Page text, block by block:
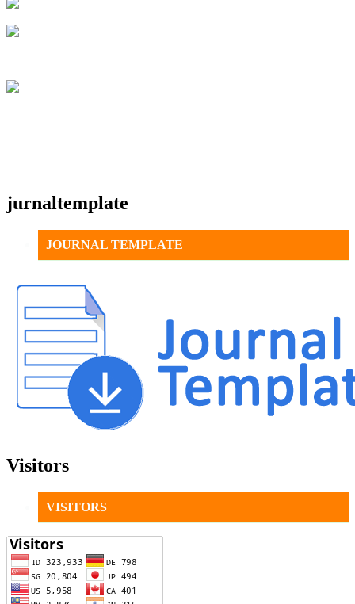
jurnaltemplate
JOURNAL TEMPLATE
Visitors
VISITORS